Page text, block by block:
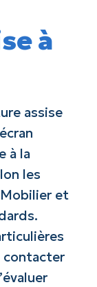
à
assise
à la
les
et
contacter